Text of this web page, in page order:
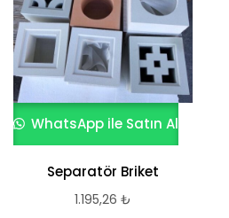
WhatsApp ile Satın Al
Separatör Briket
1.195,26 ₺